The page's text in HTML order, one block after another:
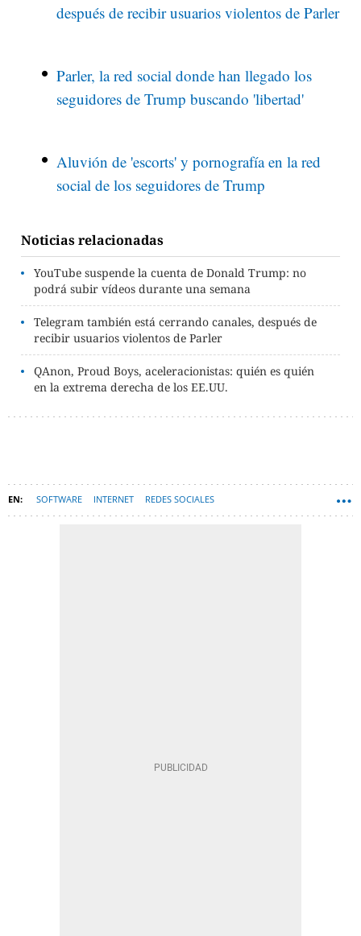
después de recibir usuarios violentos de Parler
Parler, la red social donde han llegado los
seguidores de Trump buscando 'libertad'
Aluvión de 'escorts' y pornografía en la red
social de los seguidores de Trump
Noticias relacionadas
YouTube suspende la cuenta de Donald Trump: no
podrá subir vídeos durante una semana
Telegram también está cerrando canales, después de
recibir usuarios violentos de Parler
QAnon, Proud Boys, aceleracionistas: quién es quién
en la extrema derecha de los EE.UU.
SOFTWARE INTERNET REDES SOCIALES